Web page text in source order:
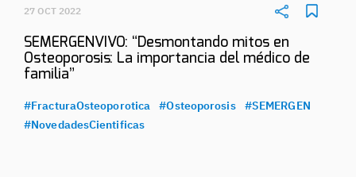
27 OCT 2022
SEMERGENVIVO: “Desmontando mitos en
Osteoporosis: La importancia del médico de
familia”
#FracturaOsteoporotica #Osteoporosis
#SEMERGEN
#NovedadesCientificas